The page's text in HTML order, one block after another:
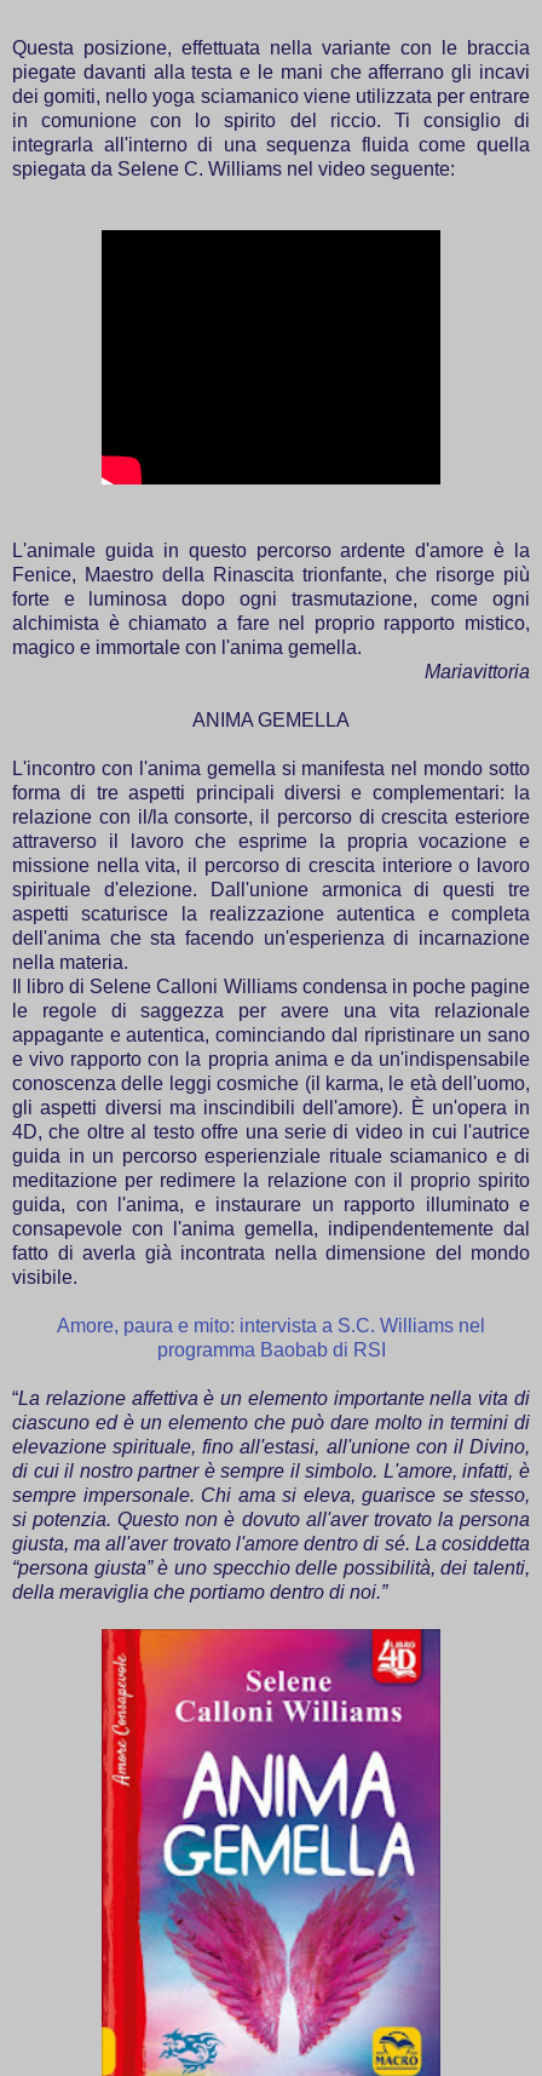
Questa posizione, effettuata nella variante con le braccia
piegate davanti alla testa e le mani che afferrano gli incavi
dei gomiti, nello yoga sciamanico viene utilizzata per entrare
in comunione con lo spirito del riccio. Ti consiglio di
integrarla all'interno di una sequenza fluida come quella
spiegata da Selene C. Williams nel video seguente:
L'animale guida in questo percorso ardente d'amore è la
Fenice, Maestro della Rinascita trionfante, che risorge più
forte e luminosa dopo ogni trasmutazione, come ogni
alchimista è chiamato a fare nel proprio rapporto mistico,
magico e immortale con l'anima gemella.
Mariavittoria
ANIMA GEMELLA
L'incontro con l'anima gemella si manifesta nel mondo sotto
forma di tre aspetti principali diversi e complementari: la
relazione con il/la consorte, il percorso di crescita esteriore
attraverso il lavoro che esprime la propria vocazione e
missione nella vita, il percorso di crescita interiore o lavoro
spirituale d'elezione. Dall'unione armonica di questi tre
aspetti scaturisce la realizzazione autentica e completa
dell'anima che sta facendo un'esperienza di incarnazione
nella materia.
Il libro di Selene Calloni Williams condensa in poche pagine
le regole di saggezza per avere una vita relazionale
appagante e autentica, cominciando dal ripristinare un sano
e vivo rapporto con la propria anima e da un'indispensabile
conoscenza delle leggi cosmiche (il karma, le età dell'uomo,
gli aspetti diversi ma inscindibili dell'amore). È un'opera in
4D, che oltre al testo offre una serie di video in cui l'autrice
guida in un percorso esperienziale rituale sciamanico e di
meditazione per redimere la relazione con il proprio spirito
guida, con l'anima, e instaurare un rapporto illuminato e
consapevole con l'anima gemella, indipendentemente dal
fatto di averla già incontrata nella dimensione del mondo
visibile.
Amore, paura e mito: intervista a S.C. Williams nel
programma Baobab di RSI
“La relazione affettiva è un elemento importante nella vita di
ciascuno ed è un elemento che può dare molto in termini di
elevazione spirituale, fino all'estasi, all'unione con il Divino,
di cui il nostro partner è sempre il simbolo. L'amore, infatti, è
sempre impersonale. Chi ama si eleva, guarisce se stesso,
si potenzia. Questo non è dovuto all'aver trovato la persona
giusta, ma all'aver trovato l'amore dentro di sé. La cosiddetta
“persona giusta” è uno specchio delle possibilità, dei talenti,
della meraviglia che portiamo dentro di noi.”